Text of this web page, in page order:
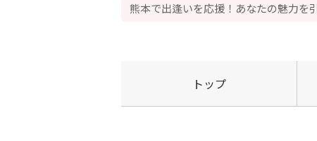
熊本で出逢いを応援！あなたの魅力を
トップ